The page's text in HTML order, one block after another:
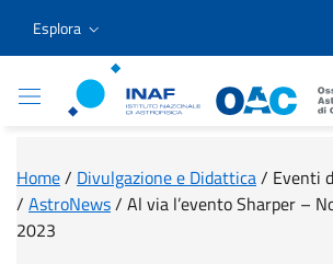
Vai ai contenuti
Vai al menu di navigazione
Vai al footer
Esplora
Osservatorio Astronomico
Home/ Divulgazione e Didattica/ Eventi
/ AstroNews/ Al via l’evento Sharper –
2023